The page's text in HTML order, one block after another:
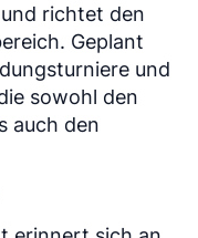
richtet den
Geplant
und
sowohl den
auch den